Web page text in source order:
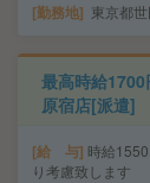
勤務地 東京都
最高時給
原宿店[派遣]
給 与 時給
り考慮致します